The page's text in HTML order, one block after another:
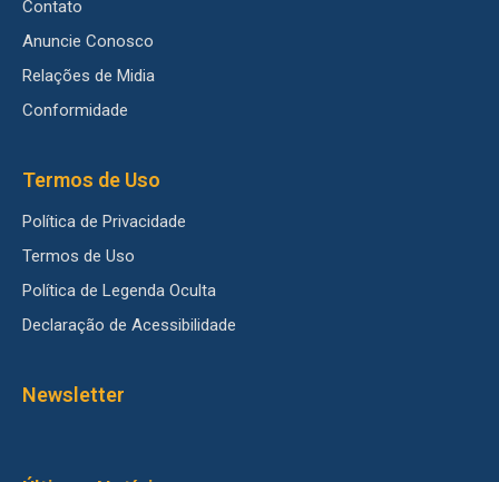
Contato
Anuncie Conosco
Relações de Midia
Conformidade
Termos de Uso
Política de Privacidade
Termos de Uso
Política de Legenda Oculta
Declaração de Acessibilidade
Newsletter